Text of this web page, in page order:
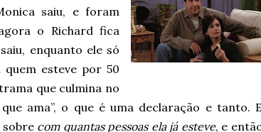
saiu, e foram
o Richard fica
enquanto ele só
quem esteve por 50
que culmina no
ama”, o que é uma declaração e tanto.
sobre com quantas pessoas ela já esteve, e